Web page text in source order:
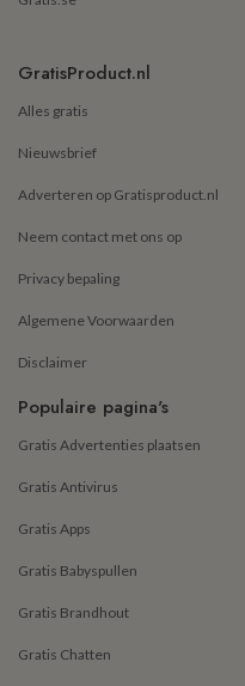
GratisProduct.nl
Alles gratis
Nieuwsbrief
Adverteren op Gratisproduct.nl
Neem contact met ons op
Privacy bepaling
Algemene Voorwaarden
Disclaimer
Populaire pagina's
Gratis Advertenties plaatsen
Gratis Antivirus
Gratis Apps
Gratis Babyspullen
Gratis Brandhout
Gratis Chatten